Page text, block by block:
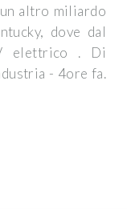
un altro miliardo
dove dal
elettrico . Di
- 4ore fa.